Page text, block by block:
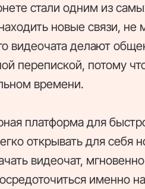
стали одним из
новые связи,
видеочата делают
перепиской, потому
времени.
платформа для
открывать для себя
видеочат,
именно